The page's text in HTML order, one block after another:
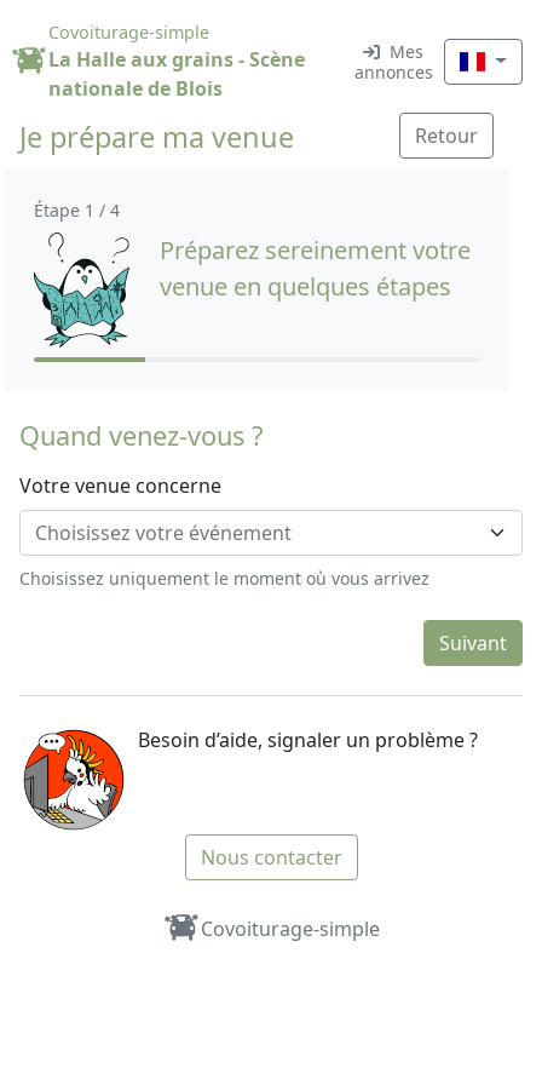
Covoiturage-simple
La Halle aux grains - Scène
nationale de Blois
Mes
annonces
Je prépare ma venue Retour
Étape 1 / 4
Préparez sereinement votre
venue en quelques étapes
Quand venez-vous ?
Votre venue concerne
Choisissez uniquement le moment où vous arrivez
Suivant
Besoin d’aide, signaler un problème ?
Nous contacter
Covoiturage-simple